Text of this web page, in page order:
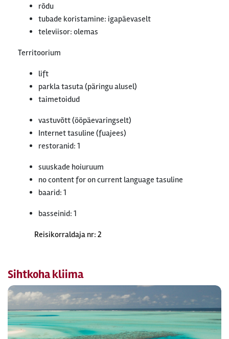
rõdu
tubade koristamine: igapäevaselt
televiisor: olemas
Territoorium
lift
parkla tasuta (päringu alusel)
taimetoidud
vastuvõtt (ööpäevaringselt)
Internet tasuline (fuajees)
restoranid: 1
suuskade hoiuruum
no content for on current language tasuline
baarid: 1
basseinid: 1
Reisikorraldaja nr: 2
Sihtkoha kliima